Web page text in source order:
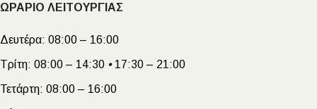
ΩΡΑΡΙΟ ΛΕΙΤΟΥΡΓΙΑΣ
Δευτέρα: 08:00 – 16:00
Τρίτη: 08:00 – 14:30 •17:30 – 21:00
Τετάρτη: 08:00 – 16:00